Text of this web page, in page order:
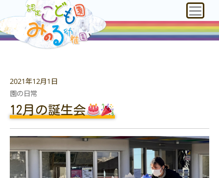
2021年12月1日
園の日常
12月の誕生会